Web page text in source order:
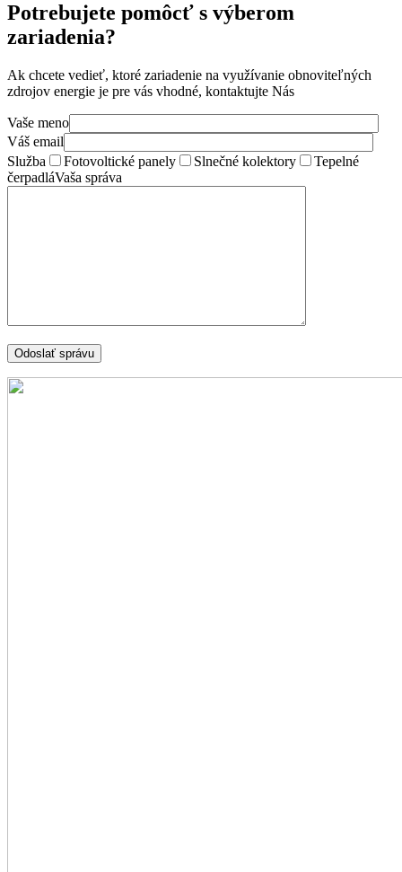
Potrebujete pomôcť s výberom
zariadenia?
Ak chcete vedieť, ktoré zariadenie na využívanie obnoviteľných
zdrojov energie je pre vás vhodné, kontaktujte Nás
Vaše meno
Váš email
Služba
Fotovoltické panely Slnečné kolektory
Tepelné
čerpadláVaša správa